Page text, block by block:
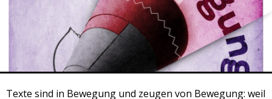
Veranstaltungsrückblick
Kontakt und Anfahrt
Datenschutz
Texte sind in Bewegung und zeugen von Bewegung: weil